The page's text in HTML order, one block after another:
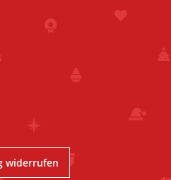
widerrufen